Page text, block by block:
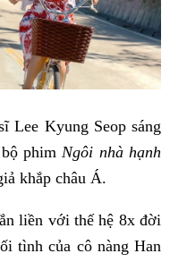
Lee Kyung Seop sáng
bộ phimNgôi nhà hạnh
khắp châu Á.
liền với thế hệ 8x đời
tình của cô nàng Han